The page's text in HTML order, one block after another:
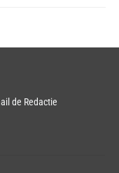
de Redactie